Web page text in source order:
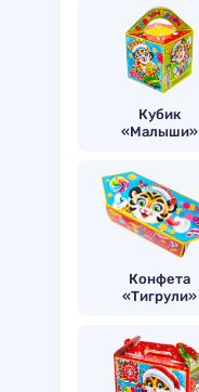
Кубик
«Малыши»
Конфета
«Тигрули»